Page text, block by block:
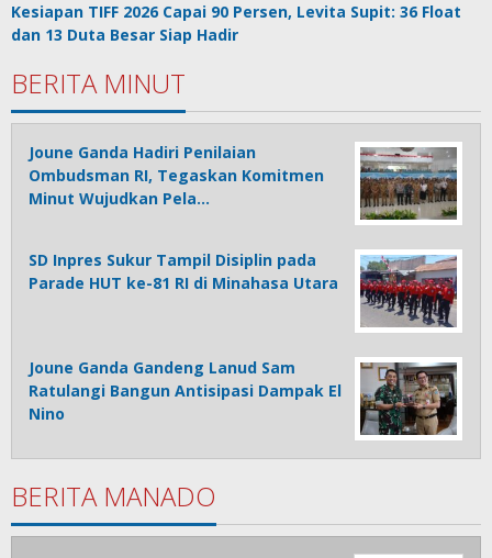
Kesiapan TIFF 2026 Capai 90 Persen, Levita Supit: 36 Float
dan 13 Duta Besar Siap Hadir
BERITA MINUT
Joune Ganda Hadiri Penilaian
Ombudsman RI, Tegaskan Komitmen
Minut Wujudkan Pela…
SD Inpres Sukur Tampil Disiplin pada
Parade HUT ke-81 RI di Minahasa Utara
Joune Ganda Gandeng Lanud Sam
Ratulangi Bangun Antisipasi Dampak El
Nino
BERITA MANADO